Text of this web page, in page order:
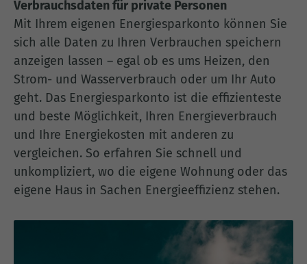
Verbrauchsdaten für private Personen
Mit Ihrem eigenen Energiesparkonto können Sie
sich alle Daten zu Ihren Verbrauchen speichern
anzeigen lassen – egal ob es ums Heizen, den
Strom- und Wasserverbrauch oder um Ihr Auto
geht. Das Energiesparkonto ist die effizienteste
und beste Möglichkeit, Ihren Energieverbrauch
und Ihre Energiekosten mit anderen zu
vergleichen. So erfahren Sie schnell und
unkompliziert, wo die eigene Wohnung oder das
eigene Haus in Sachen Energieeffizienz stehen.